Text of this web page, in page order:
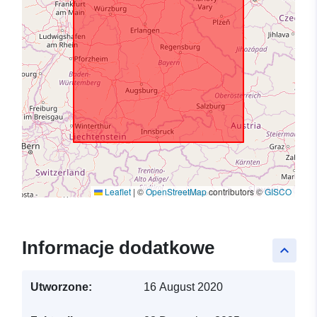
Leaflet | ©OpenStreetMapcontributors ©GISCO
keyboard_arrow_up
Informacje dodatkowe
Utworzone: 16 August 2020